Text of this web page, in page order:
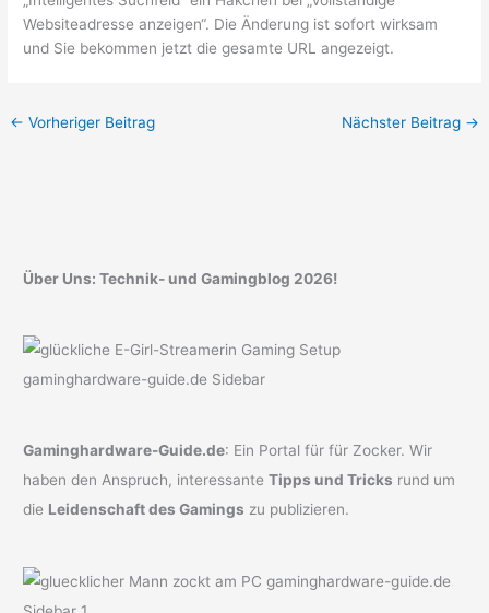
Websiteadresse anzeigen“. Die Änderung ist sofort wirksam
und Sie bekommen jetzt die gesamte URL angezeigt.
← Vorheriger Beitrag Nächster Beitrag →
Über Uns: Technik- und Gamingblog 2026!
Gaminghardware-Guide.de: Ein Portal für für Zocker. Wir
haben den Anspruch, interessanteTipps und Tricks rund um
die Leidenschaft des Gamings zu publizieren.